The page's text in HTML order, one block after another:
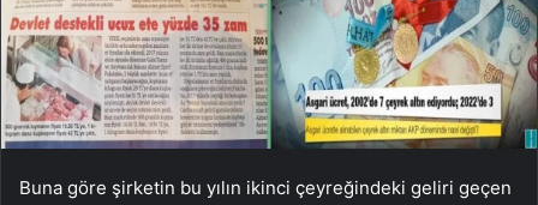
Buna göre şirketin bu yılın ikinci çeyreğindeki geliri geçen